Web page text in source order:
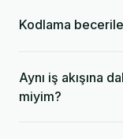
Kodlama
Aynı iş akışına
miyim?